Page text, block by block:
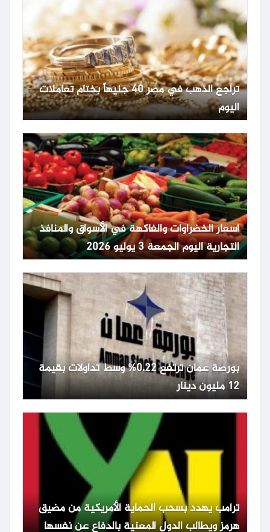
تراجع الذهب في مصر 40 جنيهاً بختام تعاملات
اليوم
أسعار الخضراوات والفاكهة في الأسواق والمنافذ
التجارية اليوم الجمعة 3 يوليو 2026
بورصة عمان ترتفع 0.22% وسط تداولات بقيمة
12 مليون دينار
ترامب يهدد بسحب الحماية الأمريكية من مضيق
هرمز ويطالب الدول المعنية بالدفاع عن نفسها